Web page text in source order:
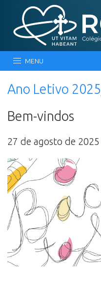
MENU
Ano Letivo
Bem-vindos
27 de agosto de 2025